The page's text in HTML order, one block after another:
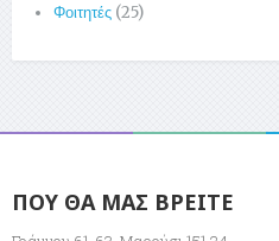
Φοιτητές (25)
ΠΟΥ ΘΑ ΜΑΣ ΒΡΕΙΤΕ